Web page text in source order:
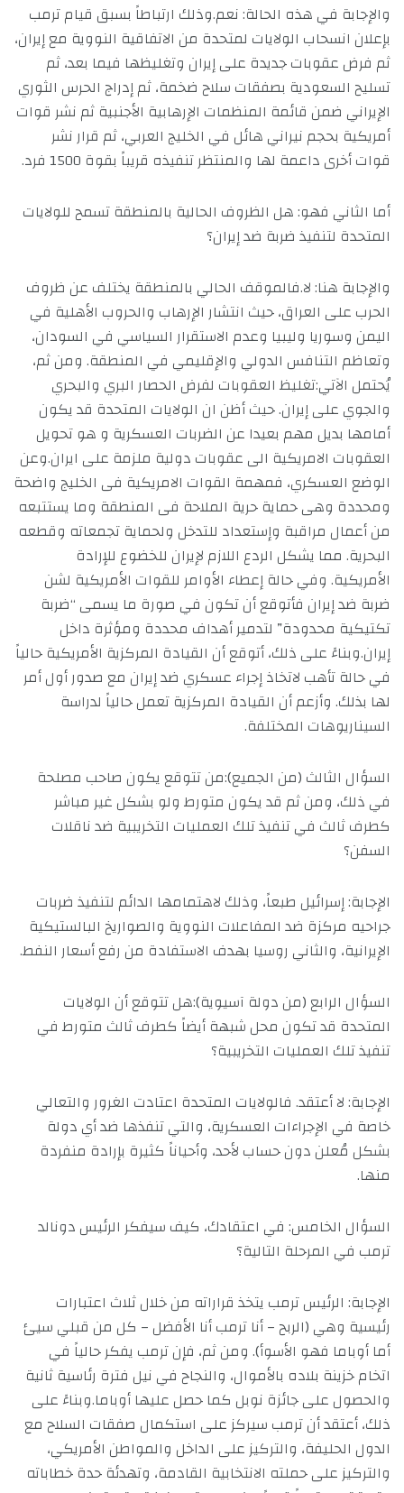
والإجابة في هذه الحالة: نعم.وذلك ارتباطاً بسبق قيام ترمب
بإعلان انسحاب الولايات لمتحدة من الاتفاقية النووية مع إيران،
ثم فرض عقوبات جديدة على إيران وتغليظها فيما بعد، ثم
تسليح السعودية بصفقات سلاح ضخمة، ثم إدراج الحرس الثوري
الإيراني ضمن قائمة المنظمات الإرهابية الأجنبية ثم نشر قوات
أمريكية بحجم نيراني هائل في الخليج العربي، ثم قرار نشر
قوات أخرى داعمة لها والمنتظر تنفيذه قريباً بقوة 1500 فرد.
أما الثاني فهو: هل الظروف الحالية بالمنطقة تسمح للولايات
المتحدة لتنفيذ ضربة ضد إيران؟
والإجابة هنا: لا.فالموقف الحالي بالمنطقة يختلف عن ظروف
الحرب على العراق، حيث انتشار الإرهاب والحروب الأهلية في
اليمن وسوريا وليبيا وعدم الاستقرار السياسي في السودان،
وتعاظم التنافس الدولي والإقليمي في المنطقة. ومن ثم،
يُحتمل الآتي:تغليظ العقوبات لفرض الحصار البري والبحري
والجوي على إيران. حيث أظن ان الولايات المتحدة قد يكون
أمامها بديل مهم بعيدا عن الضربات العسكرية و هو تحويل
العقوبات الامريكية الى عقوبات دولية ملزمة على ايران.وعن
الوضع العسكري، فمهمة القوات الامريكية فى الخليج واضحة
ومحددة وهى حماية حرية الملاحة فى المنطقة وما يستتبعه
من أعمال مراقبة وإستعداد للتدخل ولحماية تجمعاته وقطعه
البحرية. مما يشكل الردع اللازم لإيران للخضوع للإرادة
الأمريكية. وفي حالة إعطاء الأوامر للقوات الأمريكية لشن
ضربة ضد إيران فأتوقع أن تكون في صورة ما يسمى “ضربة
تكتيكية محدودة” لتدمير أهداف محددة ومؤثرة داخل
إيران.وبناءً على ذلك، أتوقع أن القيادة المركزية الأمريكية حالياً
في حالة تأهب لاتخاذ إجراء عسكري ضد إيران مع صدور أول أمر
لها بذلك. وأزعم أن القيادة المركزية تعمل حالياً لدراسة
السيناريوهات المختلفة.
السؤال الثالث (من الجميع):من تتوقع يكون صاحب مصلحة
في ذلك، ومن ثم قد يكون متورط ولو بشكل غير مباشر
كطرف ثالث في تنفيذ تلك العمليات التخريبية ضد ناقلات
السفن؟
الإجابة: إسرائيل طبعاً، وذلك لاهتمامها الدائم لتنفيذ ضربات
جراحيه مركزة ضد المفاعلات النووية والصواريخ البالستيكية
الإيرانية، والثاني روسيا بهدف الاستفادة من رفع أسعار النفط.
السؤال الرابع (من دولة آسيوية):هل تتوقع أن الولايات
المتحدة قد تكون محل شبهة أيضاً كطرف ثالث متورط في
تنفيذ تلك العمليات التخريبية؟
الإجابة: لا أعتقد. فالولايات المتحدة اعتادت الغرور والتعالي
خاصة في الإجراءات العسكرية، والتي تنفذها ضد أي دولة
بشكل مُعلن دون حساب لأحد، وأحياناً كثيرة بإرادة منفردة
منها.
السؤال الخامس: في اعتقادك، كيف سيفكر الرئيس دونالد
ترمب في المرحلة التالية؟
الإجابة: الرئيس ترمب يتخذ قراراته من خلال ثلاث اعتبارات
رئيسية وهي (الربح – أنا ترمب أنا الأفضل – كل من قبلي سيئ
أما أوباما فهو الأسوأ). ومن ثم، فإن ترمب يفكر حالياً في
اتخام خزينة بلاده بالأموال، والنجاح في نيل فترة رئاسية ثانية
والحصول على جائزة نوبل كما حصل عليها أوباما.وبناءً على
ذلك، أعتقد أن ترمب سيركز على استكمال صفقات السلاح مع
الدول الحليفة، والتركيز على الداخل والمواطن الأمريكي،
والتركيز على حملته الانتخابية القادمة، وتهدئة حدة خطاباته